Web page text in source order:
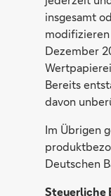
insgesamt
Dezember
Bereits
davon
Im Übrigen
Deutschen
Steuerliche